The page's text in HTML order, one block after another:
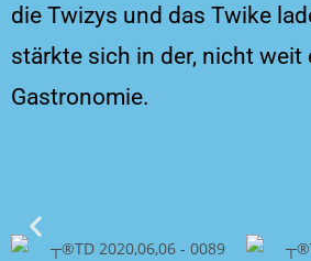
die Twizys und das Twike
stärkte sich in der, nicht weit
Gastronomie.